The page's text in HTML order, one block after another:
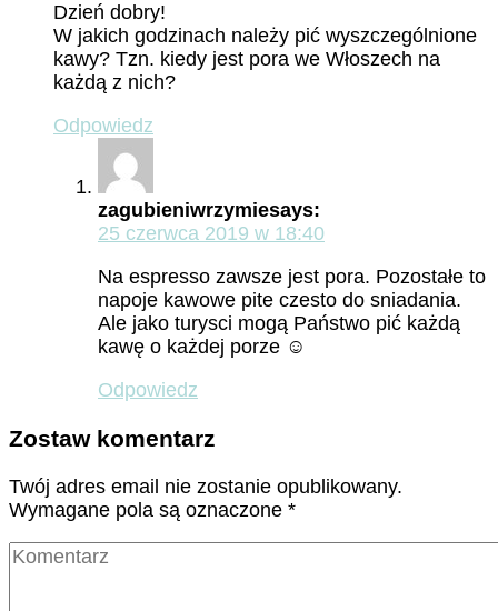
Dzień dobry!
W jakich godzinach należy pić wyszczególnione
kawy? Tzn. kiedy jest pora we Włoszech na
każdą z nich?
Odpowiedz
zagubieniwrzymiesays:
25 czerwca 2019 w 18:40
Na espresso zawsze jest pora. Pozostałe to
napoje kawowe pite czesto do sniadania.
Ale jako turysci mogą Państwo pić każdą
kawę o każdej porze ☺
Odpowiedz
Zostaw komentarz
Twój adres email nie zostanie opublikowany.
Wymagane pola są oznaczone *